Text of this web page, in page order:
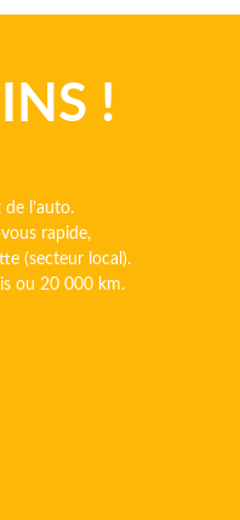
!
l’auto.
rapide,
(secteur local).
ou 20 000 km.